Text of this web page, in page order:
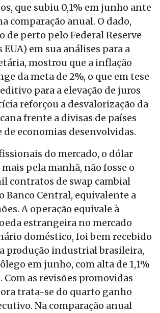
que subiu 0,1% em junho ante
comparação anual. O dado,
de perto pelo Federal Reserve
EUA) em sua análises para a
mostrou que a inflação
da meta de 2%, o que em tese
para a elevação de juros
reforçou a desvalorização da
frente a divisas de países
de economias desenvolvidas.
do mercado, o dólar
pela manhã, não fosse o
contratos de swap cambial
Banco Central, equivalente a
A operação equivale à
estrangeira no mercado
doméstico, foi bem recebido
produção industrial brasileira,
em junho, com alta de 1,1%
Com as revisões promovidas
trata-se do quarto ganho
Na comparação anual